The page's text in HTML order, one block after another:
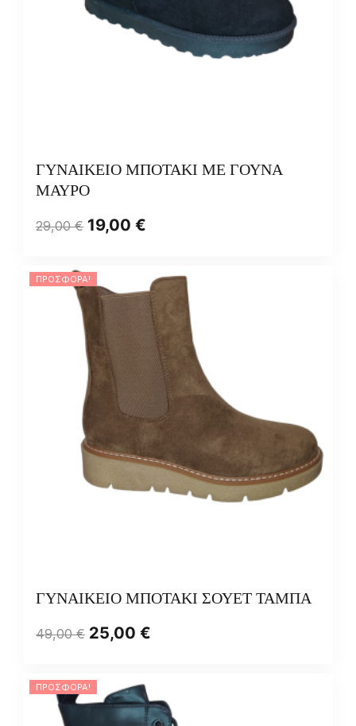
ΓΥΝΑΙΚΕΙΟ ΜΠΟΤΑΚΙ ΜΕ ΓΟΥΝΑ
ΜΑΥΡΟ
29,00€ 19,00 €
ΠΡΟΣΦΟΡΆ!
ΓΥΝΑΙΚΕΙΟ ΜΠΟΤΑΚΙ ΣΟΥΕΤ ΤΑΜΠΑ
49,00€ 25,00 €
ΠΡΟΣΦΟΡΆ!